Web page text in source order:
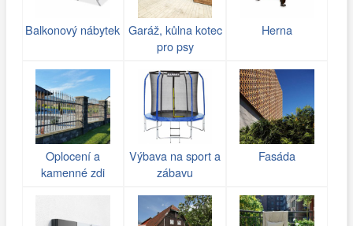
Balkonový nábytek Garáž, kůlna kotec
pro psy
Herna
Oplocení a
kamenné zdi
Výbava na sport a
zábavu
Fasáda